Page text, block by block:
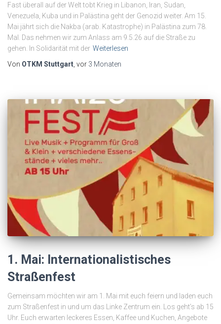
Fast überall auf der Welt tobt Krieg in Libanon, Iran, Sudan,
Venezuela, Kuba und in Palästina geht der Genozid weiter. Am 15.
Mai jährt sich die Nakba (arab. Katastrophe) in Palästina zum 78.
Mal. Das nehmen wir zum Anlass am 9.5.26 auf die Straße zu
gehen. In Solidarität mit der Weiterlesen
Von OTKM Stuttgart , vor 3 Monaten
1. Mai: Internationalistisches
Straßenfest
Gemeinsam möchten wir am 1. Mai mit euch feiern und laden euch
zum Straßenfest in und um das Linke Zentrum ein. Los geht’s ab 15
Uhr. Euch erwarten leckeres Essen, Kaffee und Kuchen, Angebote